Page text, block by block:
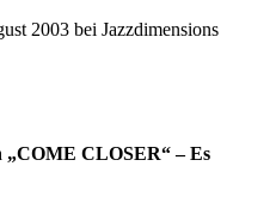
2003 bei Jazzdimensions
CLOSER“ – Es